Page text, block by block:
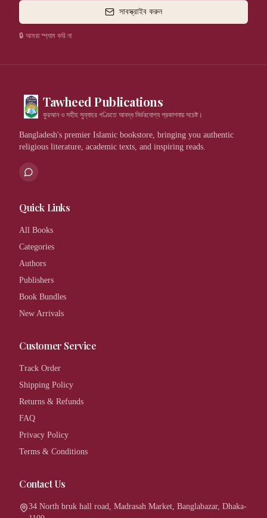
সাবস্ক্রাইব করুন
🔒 আমরা স্প্যাম করি না
Tawheed Publications
কুরআন ও সহীহ সুন্নাহর গণ্ডিতে আবদ্ধ নির্ভরযোগ্য প্রকাশনায় সচেষ্ট।
Bangladesh's premier Islamic bookstore, bringing you authentic
religious literature, academic texts, and inspiring reads.
Quick Links
All Books
Categories
Authors
Publishers
Book Bundles
New Arrivals
Customer Service
Track Order
Shipping Policy
Returns & Refunds
FAQ
Privacy Policy
Terms & Conditions
Contact Us
34 North bruk hall road, Madrasah Market, Banglabazar, Dhaka-